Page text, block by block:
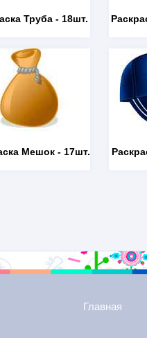
Труба - 18шт.
Мешок - 17шт.
Главная